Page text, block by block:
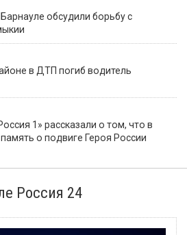
обсудили борьбу с
в ДТП погиб водитель
1» рассказали о том, что в
о подвиге Героя России
Россия 24